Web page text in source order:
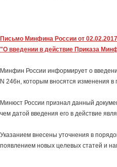
Письмо Минфина России от
"О введении в действие Приказа
Минфин России информирует о
N 246н, которым вносятся изменения
Минюст России признал данный
чем датой введения его в действие
Указанием внесены уточнения в
появлением новых целевых статей и